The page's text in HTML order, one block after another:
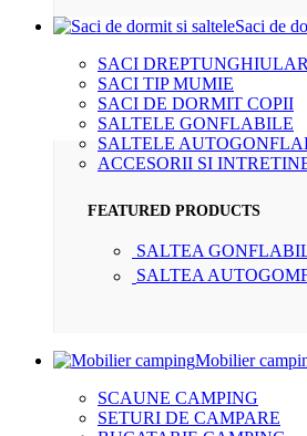
Saci de
SACI
SACI TIP MUMIE
SACI DE DORMIT COPII
SALTELE GONFLABILE
SALTELE
ACCESORII SI
FEATURED PRODUCTS
SALTEA
SALTEA
Mobilier
SCAUNE CAMPING
SETURI DE CAMPARE